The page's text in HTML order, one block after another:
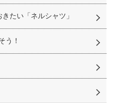
たい「ネルシャツ」
う！